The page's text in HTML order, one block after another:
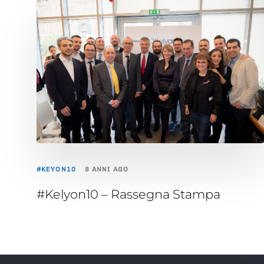
TAGS
#KEYON10 8 ANNI AGO
#Kelyon10 – Rassegna Stampa